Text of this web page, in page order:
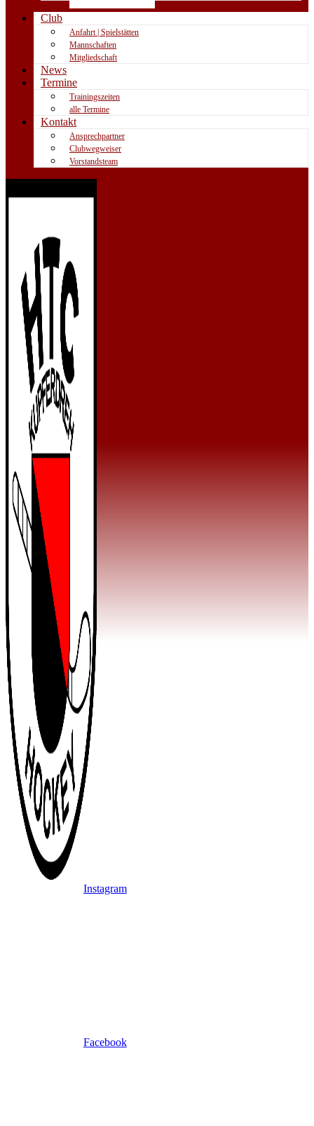
Club
Anfahrt | Spielstätten
Mannschaften
Mitgliedschaft
News
Termine
Trainingszeiten
alle Termine
Kontakt
Ansprechpartner
Clubwegweiser
Vorstandsteam
Instagram
Facebook